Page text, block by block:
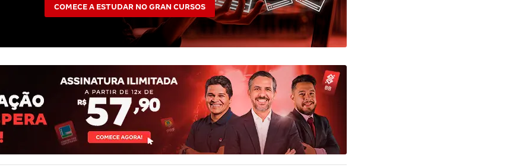
COMECE A ESTUDAR NO GRAN CURSOS